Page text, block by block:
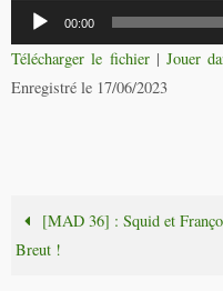
Lecteur
audio
00:00
Télécharger le fichier| Jouer
Enregistré le 17/06/2023
[MAD 36] : Squid et
Breut !